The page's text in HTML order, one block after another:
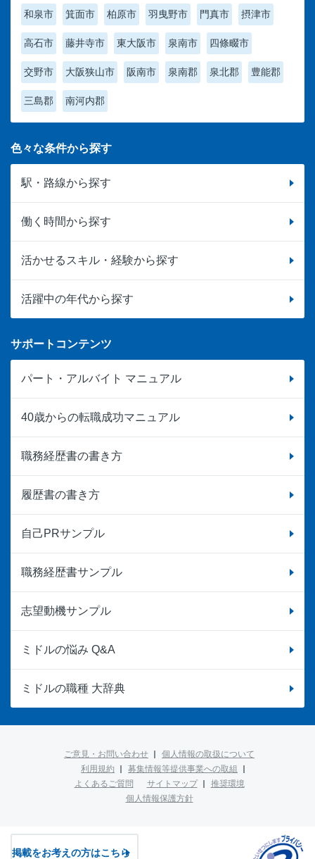
和泉市 箕面市 柏原市 羽曳野市 門真市 摂津市
高石市 藤井寺市 東大阪市 泉南市 四條畷市
交野市 大阪狭山市 阪南市 泉南郡 泉北郡 豊能郡
三島郡 南河内郡
色々な条件から探す
駅・路線から探す
働く時間から探す
活かせるスキル・経験から探す
活躍中の年代から探す
サポートコンテンツ
パート・アルバイト マニュアル
40歳からの転職成功マニュアル
職務経歴書の書き方
履歴書の書き方
自己PRサンプル
職務経歴書サンプル
志望動機サンプル
ミドルの悩み Q&A
ミドルの職種 大辞典
ご意見・お問い合わせ
個人情報の取扱について
利用規約
募集情報等提供事業への取組
よくあるご質問
サイトマップ
推奨環境
個人情報保護方針
掲載をお考えの方はこちら